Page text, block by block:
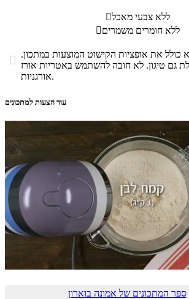
ללא צבעי מאכל
ללא חומרים משמרים
 כולל את אופציות הקישוט המוצעות במתכון.
גם טיגון. לא חובה להשתמש באטריות אורז
אורגניות.
עוד הצעות למתכונים
ספר המתכונים של אמונה בוארון